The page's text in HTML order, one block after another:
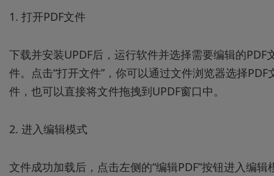
1. 打开PDF文件
下载并安装UPDF后，运行软件并选择需要编辑的PDF
件。点击“打开文件”，你可以通过文件浏览器选择PDF
件，也可以直接将文件拖拽到UPDF窗口中。
2. 进入编辑模式
文件成功加载后，点击左侧的“编辑PDF”按钮进入编辑